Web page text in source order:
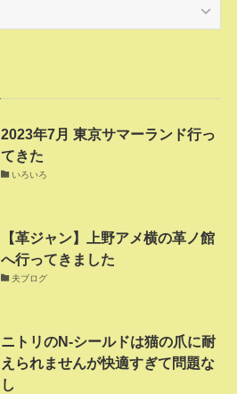
2023年7月 東京サマーランド行っ
てきた
いろいろ
【革ジャン】上野アメ横の革ノ館
へ行ってきました
夫ブログ
ニトリのN-シールドは猫の爪に耐
えられませんが快適すぎて問題な
し